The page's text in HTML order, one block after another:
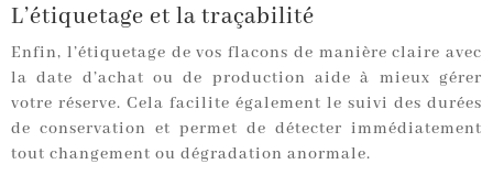
L’étiquetage et la traçabilité
Enfin, l’étiquetage de vos flacons de manière claire avec
la date d’achat ou de production aide à mieux gérer
votre réserve. Cela facilite également le suivi des durées
de conservation et permet de détecter immédiatement
tout changement ou dégradation anormale.